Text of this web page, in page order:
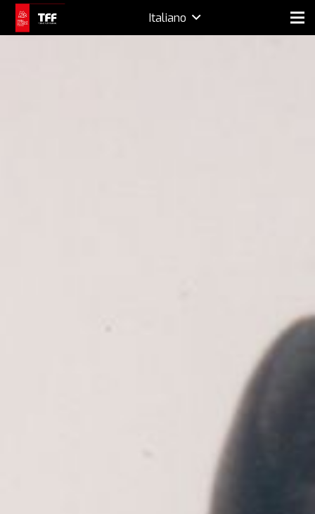
Italiano